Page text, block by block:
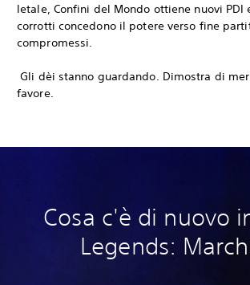
letale, Confini del Mondo ottiene nuovi PDI
corrotti concedono il potere verso fine
compromessi.
Gli dèi stanno guardando. Dimostra di
favore.
Cosa c'è di nuovo
Legends: